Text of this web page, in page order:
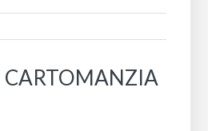
CARTOMANZIA